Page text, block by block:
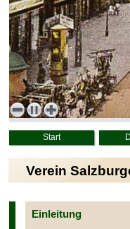
Haus der Heimat, Wien
Start
Verein
Einleitung